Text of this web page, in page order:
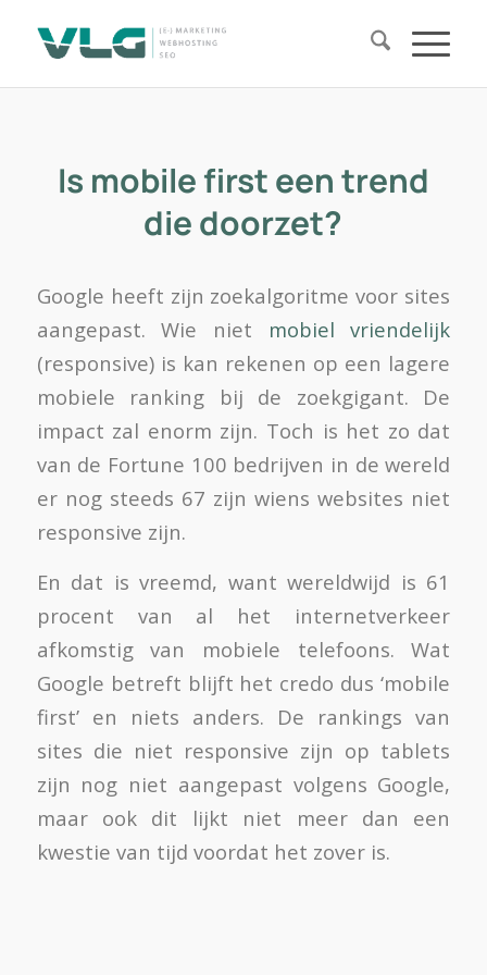
Is mobile first een trend
die doorzet?
Google heeft zijn zoekalgoritme voor sites
aangepast. Wie niet mobiel vriendelijk
(responsive) is kan rekenen op een lagere
mobiele ranking bij de zoekgigant. De
impact zal enorm zijn. Toch is het zo dat
van de Fortune 100 bedrijven in de wereld
er nog steeds 67 zijn wiens websites niet
responsive zijn.
En dat is vreemd, want wereldwijd is 61
procent van al het internetverkeer
afkomstig van mobiele telefoons. Wat
Google betreft blijft het credo dus ‘mobile
first’ en niets anders. De rankings van
sites die niet responsive zijn op tablets
zijn nog niet aangepast volgens Google,
maar ook dit lijkt niet meer dan een
kwestie van tijd voordat het zover is.